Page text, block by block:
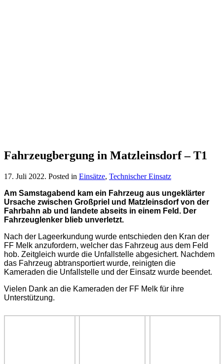
Fahrzeugbergung in Matzleinsdorf – T1
17. Juli 2022. Posted in Einsätze, Technischer Einsatz
Am Samstagabend kam ein Fahrzeug aus ungeklärter
Ursache zwischen Großpriel und Matzleinsdorf von der
Fahrbahn ab und landete abseits in einem Feld . Der
Fahrzeuglenker blieb unverletzt.
Nach der Lageerkundung wurde entschieden den Kran der
FF Melk anzufordern, welcher das Fahrzeug aus dem Feld
hob. Zeitgleich wurde die Unfallstelle abgesichert. Nachdem
das Fahrzeug abtransportiert wurde, reinigten die
Kameraden die Unfallstelle und der Einsatz wurde beendet.
Vielen Dank an die Kameraden der FF Melk für ihre
Unterstützung.